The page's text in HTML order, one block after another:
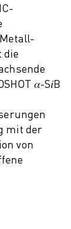
die
𝛼-S𝑖B
mit der
von